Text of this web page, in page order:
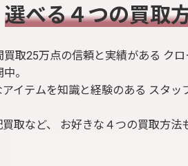
選べる４つの買取
買取25万点の信頼と実績がある ク
。
イテムを知識と経験のある スタッ
取など、 お好きな４つの買取方法